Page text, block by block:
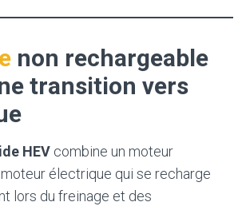
non rechargeable
transition vers
HEV combine un moteur
électrique qui se recharge
lors du freinage et des